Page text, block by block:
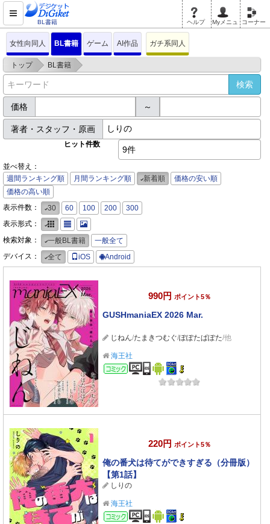
BL書籍 ヘルプ Myメニュ コーナー
女性向同人 BL書籍 ゲーム AI作品 ガチ系同人
トップ > BL書籍 >
価格 ～
著者・スタッフ・原画
ヒット件数
9件
並べ替え：
週間ランキング順
月間ランキング順 新着順
価格の安い順
価格の高い順
表示件数：
30 60 100 200
300
表示形式：
検索対象：
一般BL書籍
一般全て
デバイス：
全て iOS Android
990円 ポイント5％
GUSHmaniaEX 2026 Mar.
じねん/たまきつむぐ/ぽぽたぱぽた/他
海王社
コミック
220円 ポイント5％
俺の番犬は待てができすぎる（分冊版）
【第1話】
しりの
海王社
コミック